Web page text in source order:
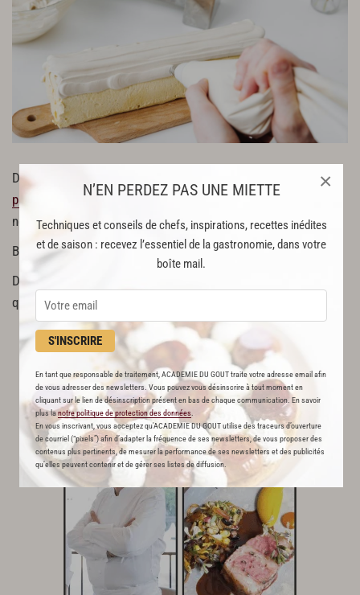
N’EN PERDEZ PAS UNE MIETTE
Techniques et conseils de chefs, inspirations, recettes inédites
et de saison : recevez l’essentiel de la gastronomie, dans votre
boîte mail.
S'INSCRIRE
En tant que responsable de traitement, ACADEMIE DU GOUT traite votre adresse email afin
de vous adresser des newsletters. Vous pouvez vous désinscrire à tout moment en
cliquant sur le lien de désinscription présent en bas de chaque communication. En savoir
plus lanotre politique de protection des données
En vous inscrivant, vous acceptez qu'ACADEMIE DU GOUT utilise des traceurs d’ouverture
de courriel (“pixels”) afin d’adapter la fréquence de ses newsletters, de vous proposer des
contenus plus pertinents, de mesurer la performance de ses newsletters et des publicités
qu’elles peuvent contenir et de gérer ses listes de diffusion.
×
Démoulez votre bûche sur un plat long. À l’aide d’
une poche
pâtissière
, recouvrez la glace de meringue sans tarder. Vous
ne devez plus voir de glace.
Brûlez le tout à l’aide d’unchalumeau(facultatif).
Décorez l’omelette norvégienne avec des pop-corn et
quelques pointes de fleur de sel.
Cette recette est réservée aux abonnés Premium